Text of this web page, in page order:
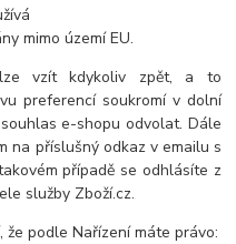
mimo území EU.
vzít kdykoliv zpět, a to
preferencí soukromí v dolní
e-shopu odvolat. Dále
na příslušný odkaz v emailu s
případě se odhlásíte z
služby Zboží.cz.
že podle Nařízení máte právo: